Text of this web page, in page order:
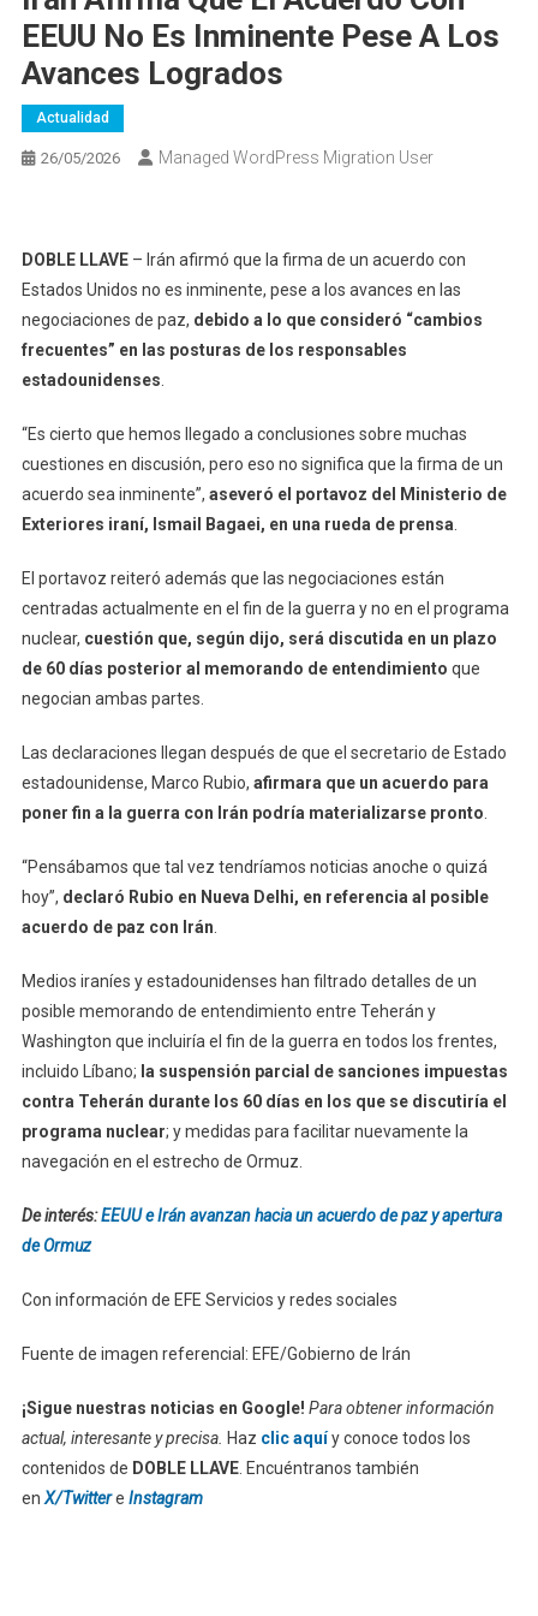
EEUU No Es Inminente Pese A Los
Avances Logrados
Actualidad
26/05/2026 Managed WordPress Migration User
DOBLE LLAVE– Irán afirmó que la firma de un acuerdo con
Estados Unidos no es inminente, pese a los avances en las
negociaciones de paz, debido a lo que consideró “cambios
frecuentes” en las posturas de los responsables
estadounidenses
“Es cierto que hemos llegado a conclusiones sobre muchas
cuestiones en discusión, pero eso no significa que la firma de un
acuerdo sea inminente”, aseveró el portavoz del Ministerio de
Exteriores iraní, Ismail Bagaei, en una rueda de prensa
El portavoz reiteró además que las negociaciones están
centradas actualmente en el fin de la guerra y no en el programa
nuclear, cuestión que, según dijo, será discutida en un plazo
de 60 días posterior al memorando de entendimiento que
negocian ambas partes.
Las declaraciones llegan después de que el secretario de Estado
estadounidense, Marco Rubio, afirmara que un acuerdo para
poner fin a la guerra con Irán podría materializarse pronto
“Pensábamos que tal vez tendríamos noticias anoche o quizá
hoy”, declaró Rubio en Nueva Delhi, en referencia al posible
acuerdo de paz con Irán
Medios iraníes y estadounidenses han filtrado detalles de un
posible memorando de entendimiento entre Teherán y
Washington que incluiría el fin de la guerra en todos los frentes,
incluido Líbano; la suspensión parcial de sanciones impuestas
contra Teherán durante los 60 días en los que se discutiría el
programa nuclear; y medidas para facilitar nuevamente la
navegación en el estrecho de Ormuz.
De interés:EEUU e Irán avanzan hacia un acuerdo de paz y apertura
de Ormuz
Con información de EFE Servicios y redes sociales
Fuente de imagen referencial: EFE/Gobierno de Irán
¡Sigue nuestras noticias en Google! Para obtener información
actual, interesante y precisa. Haz clic aquíy conoce todos los
contenidos de DOBLE LLAVE. Encuéntranos también
en X/Twittere Instagram